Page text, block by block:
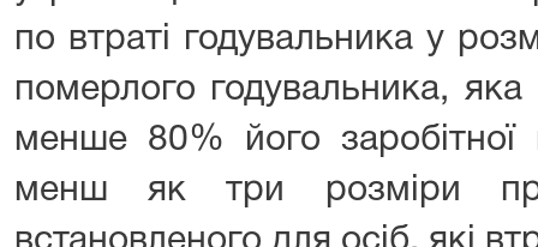
по втраті годувальника у
померлого годувальника,
менше 80% його
менш як три розміри